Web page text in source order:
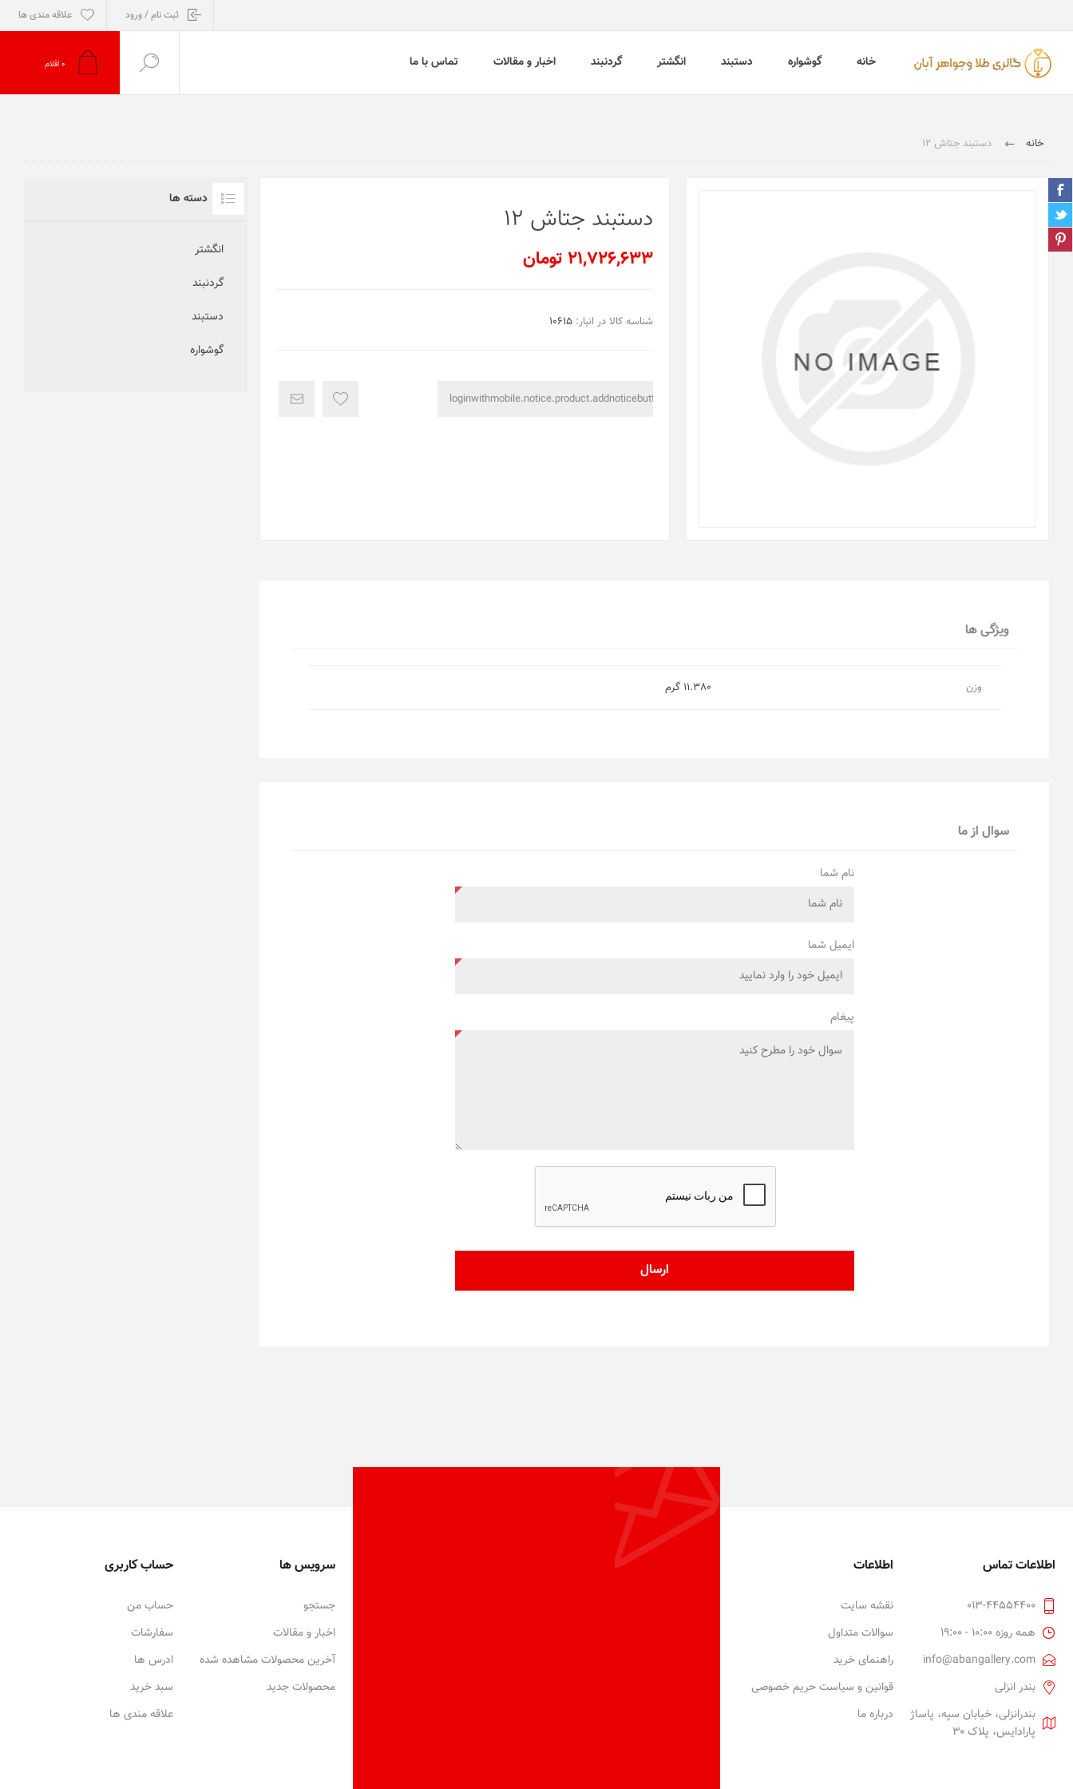
ثبت نام / ورود علاقه مندی ها
خانه گوشواره دستبند انگشتر گردنبند اخبار و مقالات تماس با ما 0 اقلام
خانه دستبند جتاش 12
دستبند جتاش 12
21,726,633 تومان
شناسه کالا در انبار: 10615
ویژگی ها
وزن 11.380 گرم
سوال از ما
نام شما
ایمیل شما
پیغام
دسته ها
انگشتر
گردنبند
دستبند
گوشواره
اطلاعات تماس
013-44554400
همه روزه 10:00 - 19:00
info@abangallery.com
بندر انزلی
بندرانزلی، خیابان سپه، پاساژ
پارادایس، پلاک ۳۰
اطلاعات
نقشه سایت
سوالات متداول
راهنمای خرید
قوانین و سیاست حریم خصوصی
درباره ما
سرویس ها
جستجو
اخبار و مقالات
آخرین محصولات مشاهده شده
محصولات جدید
حساب کاربری
حساب من
سفارشات
ادرس ها
سبد خرید
علاقه مندی ها